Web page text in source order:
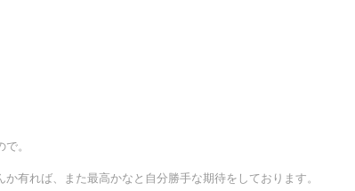
。
有れば、また最高かなと自分勝手な期待をしております。